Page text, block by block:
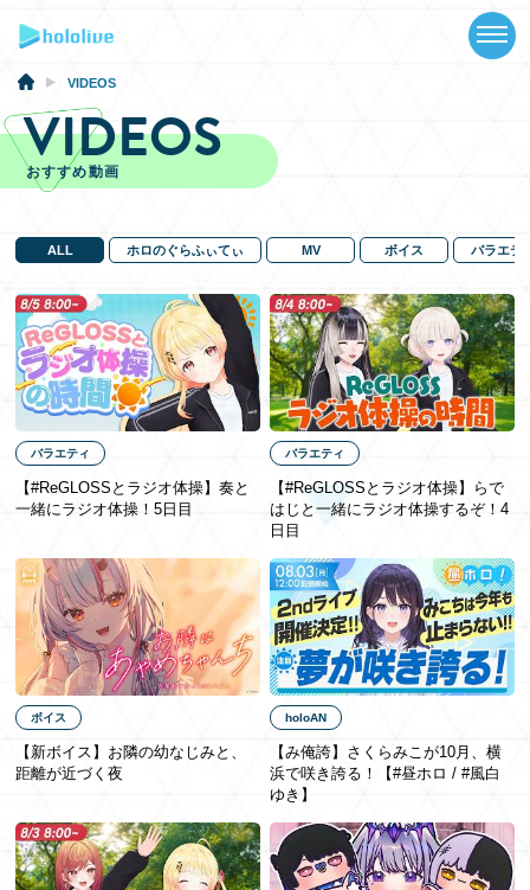
ABOUT
TALENT
SCHEDULE
EVENTS
VIDEOS
MUSIC
GOODS
SPECIAL
EN
VIDEOS
VIDEOS
おすすめ動画
ALL ホロのぐらふぃてぃ MV ボイス バラエテ
バラエティ
【#ReGLOSSとラジオ体操】奏と
一緒にラジオ体操！5日目
バラエティ
【#ReGLOSSとラジオ体操】らで
はじと一緒にラジオ体操するぞ！4
日目
ボイス
【新ボイス】お隣の幼なじみと、
距離が近づく夜
holoAN
【み俺誇】さくらみこが10月、横
浜で咲き誇る！【#昼ホロ / #風白
ゆき】